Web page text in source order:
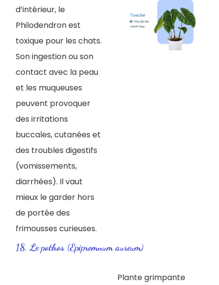
d’intérieur, le
Philodendron est
toxique pour les chats.
Son ingestion ou son
contact avec la peau
et les muqueuses
peuvent provoquer
des irritations
buccales, cutanées et
des troubles digestifs
(vomissements,
diarrhées). Il vaut
mieux le garder hors
de portée des
frimousses curieuses.
18. Le pothos (Epipremnum aureum)
Plante grimpante